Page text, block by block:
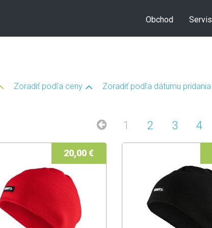
Obchod Servis
Zoradiť podľa ceny Zoradiť podľa dátumu pridania
1 2 3 4
20,00 €